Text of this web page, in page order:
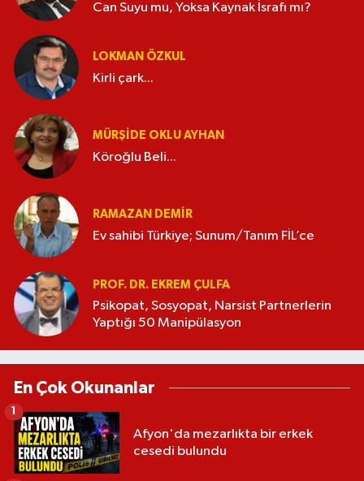
Can Suyu mu, Yoksa Kaynak İsrafı mı?
LOKMAN ÖZKUL
Kirli çark...
MÜRŞIDE OKLU AYHAN
Köroğlu Beli...
RAMAZAN DEMİR
Ev sahibi Türkiye; Sunum/Tanım FİL’ce
PROF. DR. EKREM ÇULFA
Psikopat, Sosyopat, Narsist Partnerlerin
Yaptığı 50 Manipülasyon
En Çok Okunanlar
Afyon'da mezarlıkta bir erkek
cesedi bulundu
1